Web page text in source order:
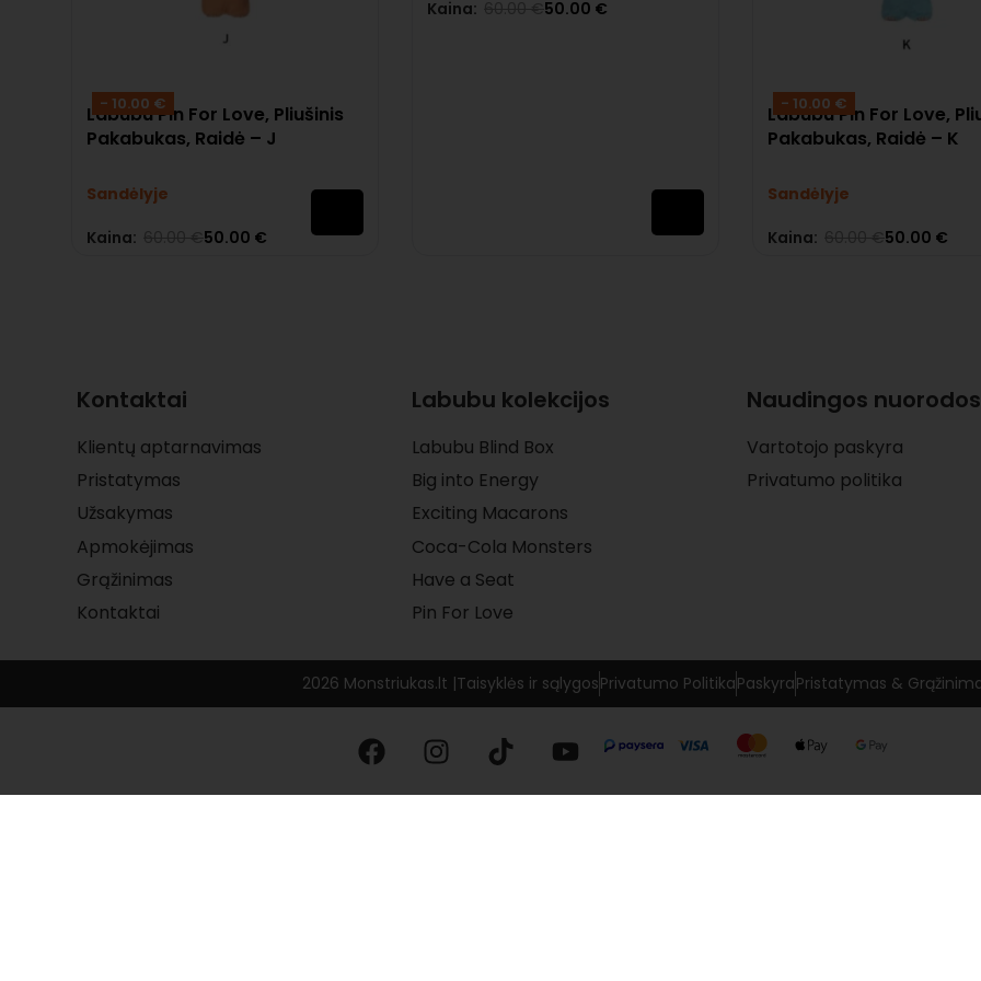
- 10.00 €
Labubu Pin For Love, Pliušinis
Pakabukas, Raidė – J
Sandėlyje
Įvertinimas:
Kaina: 50.00 €
Įvertinimas:
Kaina: 50.00 €
- 10.00 €
Labubu Pin For Love,
Pakabukas, Raidė – K
Sandėlyje
Įvertinimas:
Kaina: 50.00 €
Kontaktai
Klientų aptarnavimas
Pristatymas
Užsakymas
Apmokėjimas
Grąžinimas
Kontaktai
Labubu kolekcijos
Labubu Blind Box
Big into Energy
Exciting Macarons
Coca-Cola Monsters
Have a Seat
Pin For Love
Naudingos nuorodos
Vartotojo paskyra
Privatumo politika
2026 Monstriukas.lt |Taisyklės ir sąlygosPrivatumo PolitikaPaskyraPristatymas &